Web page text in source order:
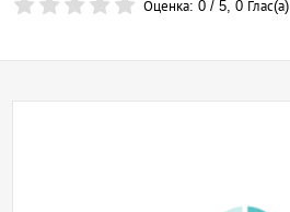
Оценка:0 /5,0 Глас(а)